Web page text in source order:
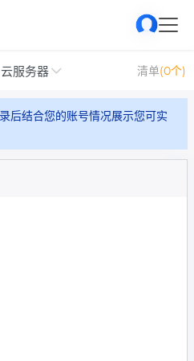
服务器 清单(0个)
后结合您的账号情况展示您可实